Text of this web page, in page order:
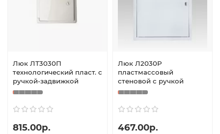
Люк ЛТ3030П
технологический пласт. с
ручкой-задвижкой
815.00р.
Люк Л2030Р
пластмассовый
стеновой с ручкой
467.00р.